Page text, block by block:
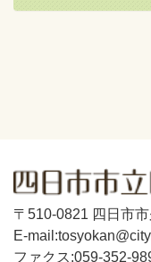
〒510-0821 四日市
E-
ファクス:059-352-